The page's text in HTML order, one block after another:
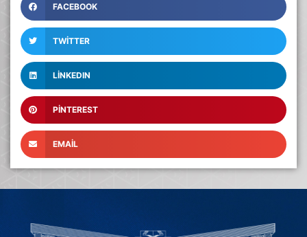
FACEBOOK
TWITTER
LINKEDIN
PINTEREST
EMAIL